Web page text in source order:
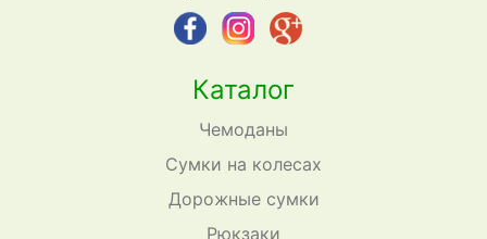
Каталог
Чемоданы
Сумки на колесах
Дорожные сумки
Рюкзаки